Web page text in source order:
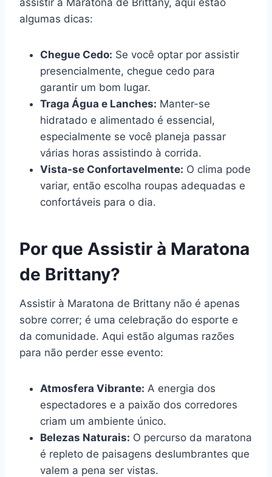
algumas dicas:
Chegue Cedo: Se você optar por assistir
presencialmente, chegue cedo para
garantir um bom lugar.
Traga Água e Lanches: Manter-se
hidratado e alimentado é essencial,
especialmente se você planeja passar
várias horas assistindo à corrida.
Vista-se Confortavelmente: O clima pode
variar, então escolha roupas adequadas e
confortáveis para o dia.
Por que Assistir à Maratona
de Brittany?
Assistir à Maratona de Brittany não é apenas
sobre correr; é uma celebração do esporte e
da comunidade. Aqui estão algumas razões
para não perder esse evento:
Atmosfera Vibrante: A energia dos
espectadores e a paixão dos corredores
criam um ambiente único.
Belezas Naturais: O percurso da maratona
é repleto de paisagens deslumbrantes que
valem a pena ser vistas.